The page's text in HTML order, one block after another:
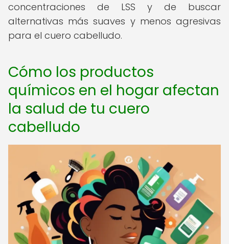
concentraciones de LSS y de buscar
alternativas más suaves y menos agresivas
para el cuero cabelludo.
Cómo los productos
químicos en el hogar afectan
la salud de tu cuero
cabelludo